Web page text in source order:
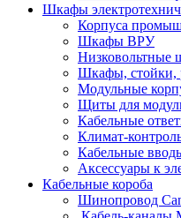
Шкафы
Корпуса
Шкафы ВРУ
Низковольтные
Шкафы, стойки,
Модульные
Щиты для
Кабельные
Климат-
Кабельные
Аксессуары к
Кабельные короба
Шинопровод